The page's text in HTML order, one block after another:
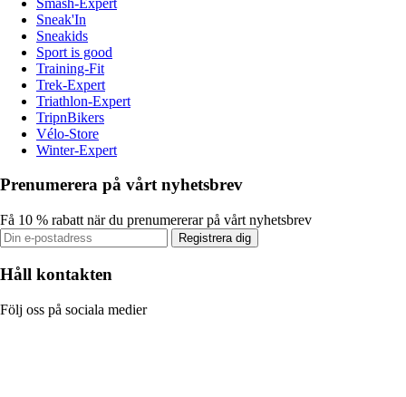
Sneak'In
Sneakids
Sport is good
Training-Fit
Trek-Expert
Triathlon-Expert
TripnBikers
Vélo-Store
Winter-Expert
Prenumerera på vårt nyhetsbrev
Få 10 % rabatt när du prenumererar på vårt nyhetsbrev
Registrera dig
Håll kontakten
Följ oss på sociala medier